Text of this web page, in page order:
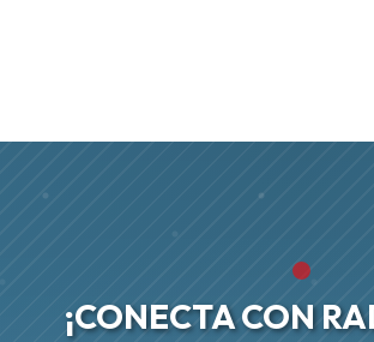
¡CONECTA CON